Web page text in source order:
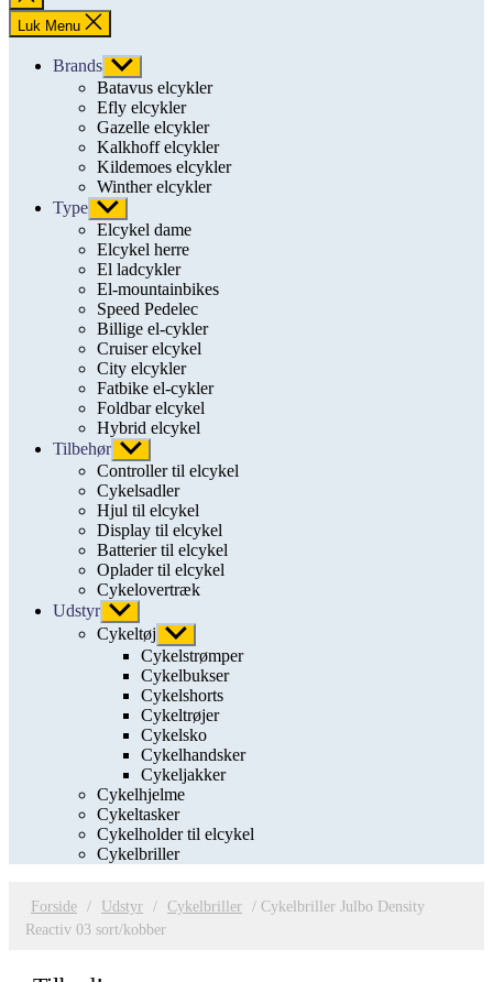
søgning
Luk Menu
Brands Vis
undermenu
Batavus elcykler
Efly elcykler
Gazelle elcykler
Kalkhoff elcykler
Kildemoes elcykler
Winther elcykler
Type Vis
undermenu
Elcykel dame
Elcykel herre
El ladcykler
El-mountainbikes
Speed Pedelec
Billige el-cykler
Cruiser elcykel
City elcykler
Fatbike el-cykler
Foldbar elcykel
Hybrid elcykel
Tilbehør Vis
undermenu
Controller til elcykel
Cykelsadler
Hjul til elcykel
Display til elcykel
Batterier til elcykel
Oplader til elcykel
Cykelovertræk
Udstyr Vis
undermenu
Cykeltøj Vis
undermenu
Cykelstrømper
Cykelbukser
Cykelshorts
Cykeltrøjer
Cykelsko
Cykelhandsker
Cykeljakker
Cykelhjelme
Cykeltasker
Cykelholder til elcykel
Cykelbriller
Forside / Udstyr / Cykelbriller / Cykelbriller Julbo Density
Reactiv 03 sort/kobber